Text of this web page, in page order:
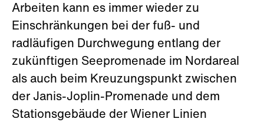
Arbeiten kann es immer wieder zu
Einschränkungen bei der fuß- und
radläufigen Durchwegung entlang der
zukünftigen Seepromenade im Nordareal
als auch beim Kreuzungspunkt zwischen
der Janis-Joplin-Promenade und dem
Stationsgebäude der Wiener Linien